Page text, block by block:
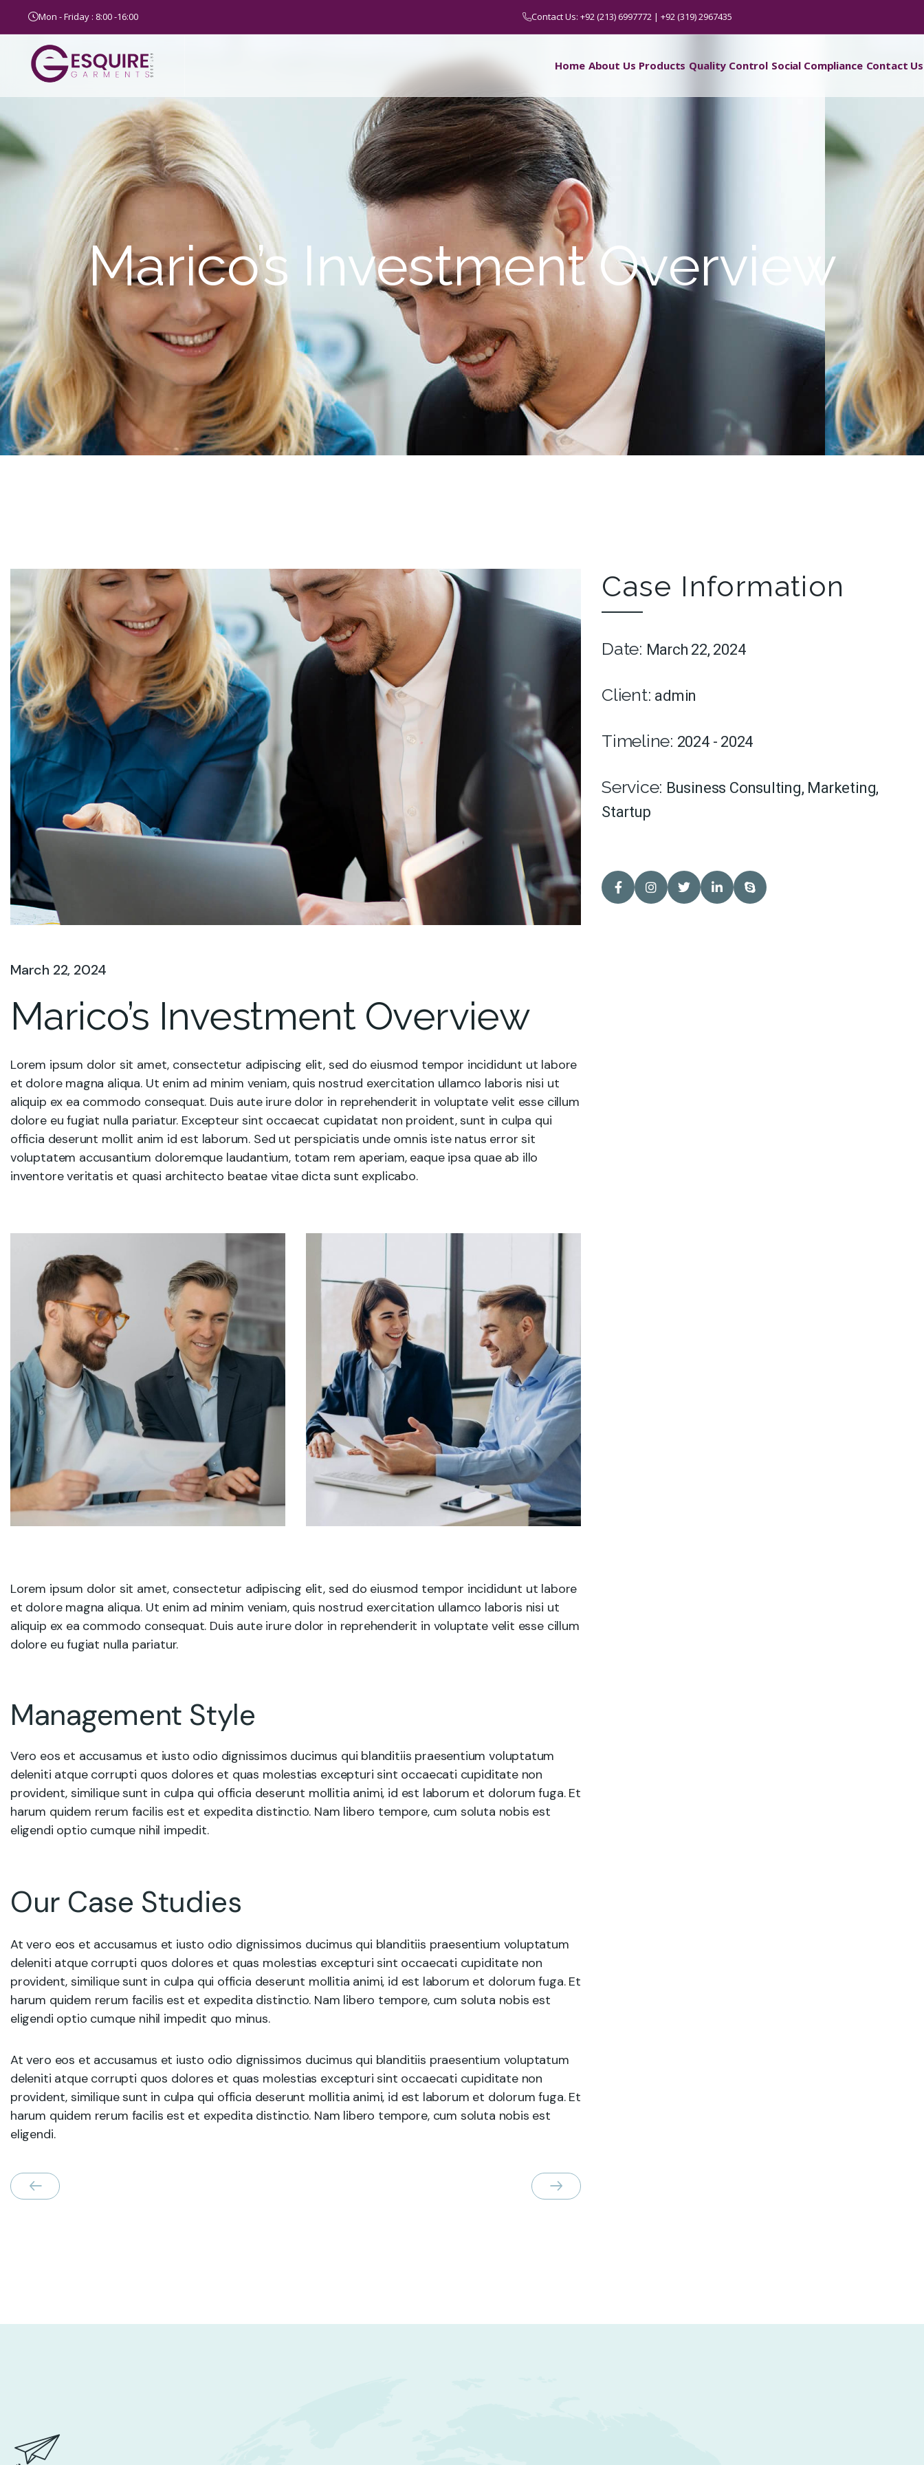
Mon - Friday : 8:00 -16:00 Contact Us: +92 (213) 6997772 | +92 (319) 2967435
Home About Us Products Quality Control Social Compliance Contact Us
Marico’s Investment Overview
March 22, 2024
Marico’s Investment Overview
Lorem ipsum dolor sit amet, consectetur adipiscing elit, sed do eiusmod tempor incididunt ut labore
et dolore magna aliqua. Ut enim ad minim veniam, quis nostrud exercitation ullamco laboris nisi ut
aliquip ex ea commodo consequat. Duis aute irure dolor in reprehenderit in voluptate velit esse cillum
dolore eu fugiat nulla pariatur. Excepteur sint occaecat cupidatat non proident, sunt in culpa qui
officia deserunt mollit anim id est laborum. Sed ut perspiciatis unde omnis iste natus error sit
voluptatem accusantium doloremque laudantium, totam rem aperiam, eaque ipsa quae ab illo
inventore veritatis et quasi architecto beatae vitae dicta sunt explicabo.
Lorem ipsum dolor sit amet, consectetur adipiscing elit, sed do eiusmod tempor incididunt ut labore
et dolore magna aliqua. Ut enim ad minim veniam, quis nostrud exercitation ullamco laboris nisi ut
aliquip ex ea commodo consequat. Duis aute irure dolor in reprehenderit in voluptate velit esse cillum
dolore eu fugiat nulla pariatur.
Management Style
Vero eos et accusamus et iusto odio dignissimos ducimus qui blanditiis praesentium voluptatum
deleniti atque corrupti quos dolores et quas molestias excepturi sint occaecati cupiditate non
provident, similique sunt in culpa qui officia deserunt mollitia animi, id est laborum et dolorum fuga. Et
harum quidem rerum facilis est et expedita distinctio. Nam libero tempore, cum soluta nobis est
eligendi optio cumque nihil impedit.
Our Case Studies
At vero eos et accusamus et iusto odio dignissimos ducimus qui blanditiis praesentium voluptatum
deleniti atque corrupti quos dolores et quas molestias excepturi sint occaecati cupiditate non
provident, similique sunt in culpa qui officia deserunt mollitia animi, id est laborum et dolorum fuga. Et
harum quidem rerum facilis est et expedita distinctio. Nam libero tempore, cum soluta nobis est
eligendi optio cumque nihil impedit quo minus.
At vero eos et accusamus et iusto odio dignissimos ducimus qui blanditiis praesentium voluptatum
deleniti atque corrupti quos dolores et quas molestias excepturi sint occaecati cupiditate non
provident, similique sunt in culpa qui officia deserunt mollitia animi, id est laborum et dolorum fuga. Et
harum quidem rerum facilis est et expedita distinctio. Nam libero tempore, cum soluta nobis est
eligendi.
Case Information
Date: March 22, 2024
Client: admin
Timeline: 2024 - 2024
Service: Business Consulting, Marketing,
Startup